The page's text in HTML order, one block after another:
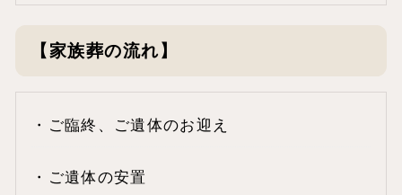
【家族葬の流れ】
・ご臨終、ご遺体のお迎え
・ご遺体の安置